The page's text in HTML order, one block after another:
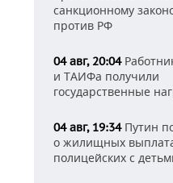
санкционному
против РФ
04 авг, 20:04
и ТАИФа получили
государственные
04 авг, 19:34Путин
о жилищных
полицейских с